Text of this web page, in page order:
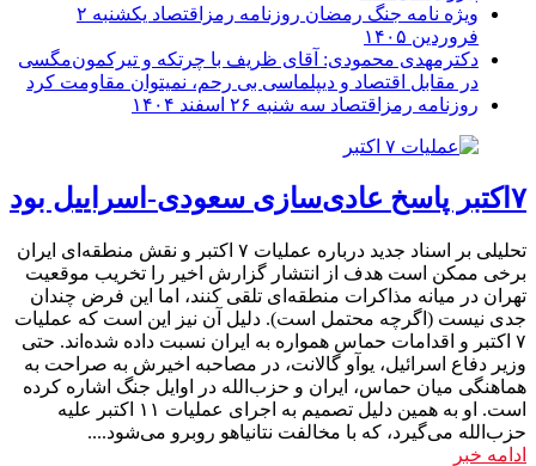
ویژه نامه جنگ رمضان روزنامه رمزاقتصاد یکشنبه ۲
فروردین ۱۴۰۵
دکترمهدى محمودى: آقای ظریف با چرتکه و تیرکمون‌مگسی
در مقابل اقتصاد و دیپلماسی بی رحم، نمیتوان مقاومت کرد
روزنامه رمزاقتصاد سه شنبه ۲۶ اسفند ۱۴۰۴
۷اکتبر پاسخ عادی‌سازی سعودی-اسراییل بود
تحلیلی بر اسناد جدید درباره عملیات ۷ اکتبر و نقش منطقه‌ای ایران
برخی ممکن است هدف از انتشار گزارش اخیر را تخریب موقعیت
تهران در میانه مذاکرات منطقه‌ای تلقی کنند، اما این فرض چندان
جدی نیست (اگرچه محتمل است). دلیل آن نیز این است که عملیات
۷ اکتبر و اقدامات حماس همواره به ایران نسبت داده شده‌اند. حتی
وزیر دفاع اسرائیل، یوآو گالانت، در مصاحبه اخیرش به صراحت به
هماهنگی میان حماس، ایران و حزب‌الله در اوایل جنگ اشاره کرده
است. او به همین دلیل تصمیم به اجرای عملیات ۱۱ اکتبر علیه
حزب‌الله می‌گیرد، که با مخالفت نتانیاهو روبرو می‌شود....
ادامه خبر